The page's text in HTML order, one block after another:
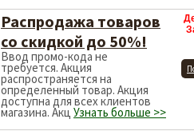
Распродажа товаров
со скидкой до 50%!
Ввод промо-кода не
требуется. Акция
распространяется на
определенный товар. Акция
доступна для всех клиентов
магазина. Акц Узнать больше >>